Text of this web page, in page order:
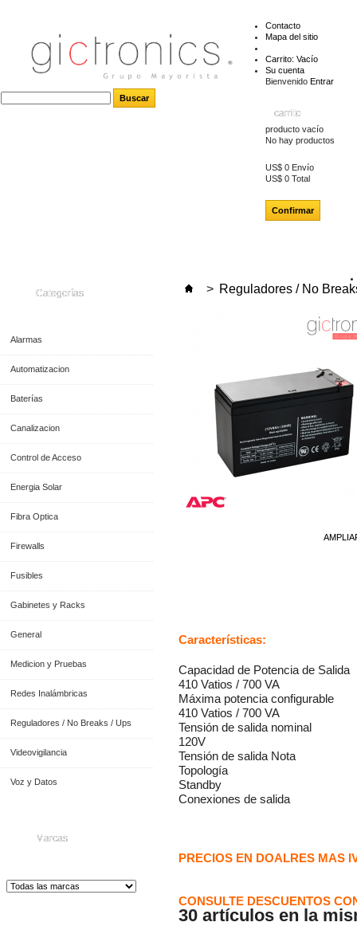
Contacto
Mapa del sitio
Carrito: Vacío
Su cuenta
Bienvenido Entrar
carrito
producto vacío
No hay productos
US$ 0 Envío
US$ 0 Total
Confirmar
Categorías
Alarmas
Automatizacion
Baterías
Canalizacion
Control de Acceso
Energia Solar
Fibra Optica
Firewalls
Fusibles
Gabinetes y Racks
General
Medicion y Pruebas
Redes Inalámbricas
Reguladores / No Breaks / Ups
Videovigilancia
Voz y Datos
Marcas
> Reguladores / No
Características:
Capacidad de Potencia de Salida
410 Vatios / 700 VA
Máxima potencia configurable
410 Vatios / 700 VA
Tensión de salida nominal
120V
Tensión de salida Nota
Topología
Standby
Conexiones de salida
PRECIOS EN DOALRES MAS
CONSULTE DESCUENTOS
30 artículos en la